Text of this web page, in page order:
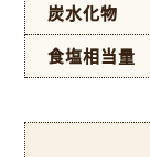
炭水化物
食塩相当量